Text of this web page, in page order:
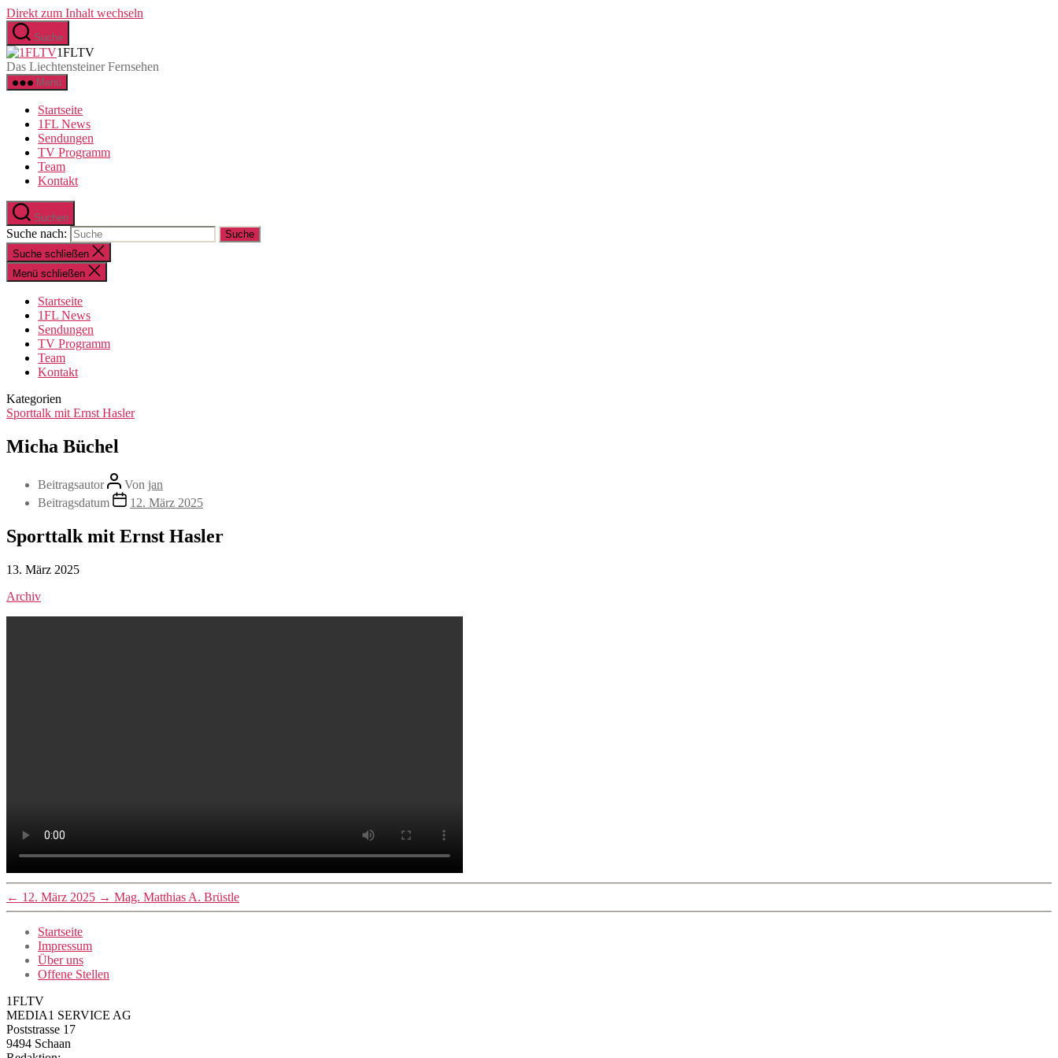
Direkt zum Inhalt wechseln
Suche
1FLTV
Das Liechtensteiner Fernsehen
Menü
Startseite
1FL News
Sendungen
TV Programm
Team
Kontakt
Suchen
Suche nach:
Suche schließen
Menü schließen
Startseite
1FL News
Sendungen
TV Programm
Team
Kontakt
Kategorien
Sporttalk mit Ernst Hasler
Micha Büchel
Beitragsautor Von jan
Beitragsdatum
12. März 2025
Sporttalk mit Ernst Hasler
13. März 2025
Archiv
← 12. März 2025 → Mag. Matthias A. Brüstle
Startseite
Impressum
Über uns
Offene Stellen
1FLTV
MEDIA1 SERVICE AG
Poststrasse 17
9494 Schaan